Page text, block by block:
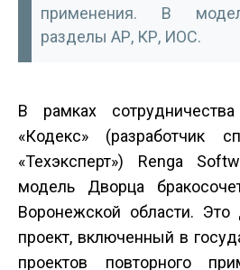
применения. В
разделы АР, КР, ИОС.
В рамках
«Кодекс» (разработчик
«Техэксперт») Renga
модель Дворца
Воронежской области.
проект, включенный в
проектов повторного